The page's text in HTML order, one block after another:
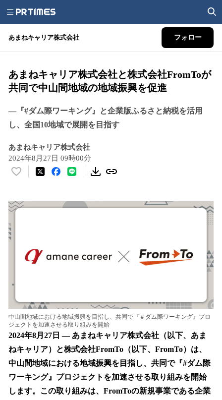
あまねキャリア株式会社 フォロー
あまねキャリア株式会社と株式会社FromToが
共同で中山間地域の地域振興を促進
—『#ダム際ワーキング』と企業版ふるさと納税を活用
し、全国10地域で展開を目指す
あまねキャリア株式会社
2024年8月27日 09時00分
い
！
す
中山間地域における地域振興を目指し、共同で『＃ダム際ワーキング』プロ
ジェクトを加速させる取り組みを開始
2024年8月27日 — あまねキャリア株式会社（以下、あま
ねキャリア）と株式会社FromTo（以下、FromTo）は、
中山間地域における地域振興を目指し、共同で『#ダム際
ワーキング』プロジェクトを加速させる取り組みを開始
します。この取り組みは、FromToの新規事業である企業